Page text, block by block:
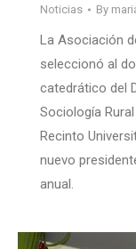
Noticias By
La Asociación
seleccionó al
catedrático del
Sociología
Recinto
nuevo
anual.